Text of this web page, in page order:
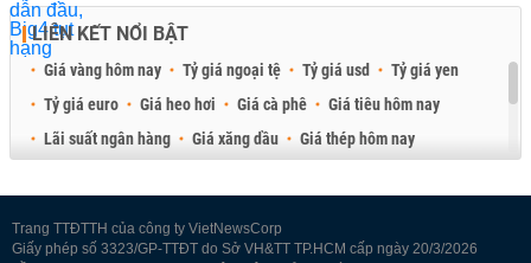
LIÊN KẾT NỔI BẬT
Giá vàng hôm nay Tỷ giá ngoại tệ Tỷ giá usd
Tỷ giá yen
Tỷ giá euro
Giá heo hơi Giá cà phê
Giá tiêu hôm nay
Lãi suất ngân hàng
Giá xăng dầu
Giá thép hôm nay
Trang TTĐTTH của công ty VietNewsCorp
Giấy phép số 3323/GP-TTĐT do Sở VH&TT TP.HCM cấp ngày 20/3/2026